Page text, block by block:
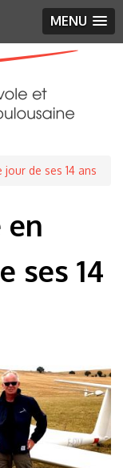
MENU
de ses 14 ans
en
ses 14